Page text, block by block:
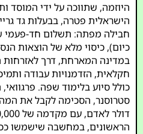
היוזמה, שתווכה על ידי המוסד
הישראלית פטרה, בבעלות גד
כיום), כיסוי מלא של הוצאות
במדינה המארחת, דרך
חקלאית, הזדמנויות עבודה
כולל סיוע בלימוד שפה.
הראשונים, במחשבה שישמשו